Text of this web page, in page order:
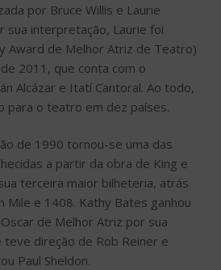
por Bruce Willis e Laurie
sua interpretação, Laurie foi
Award de Melhor Atriz de Teatro)
2011, que conta com o
Alcázar e Itatí Cantoral. Ao todo,
para o teatro em dez países.
de 1990 tornou-se uma das
a partir da obra de King e
terceira maior bilheteria, atrás
Mile e 1408. Kathy Bates ganhou
de Melhor Atriz por sua
direção de Rob Reiner e
Paul Sheldon.